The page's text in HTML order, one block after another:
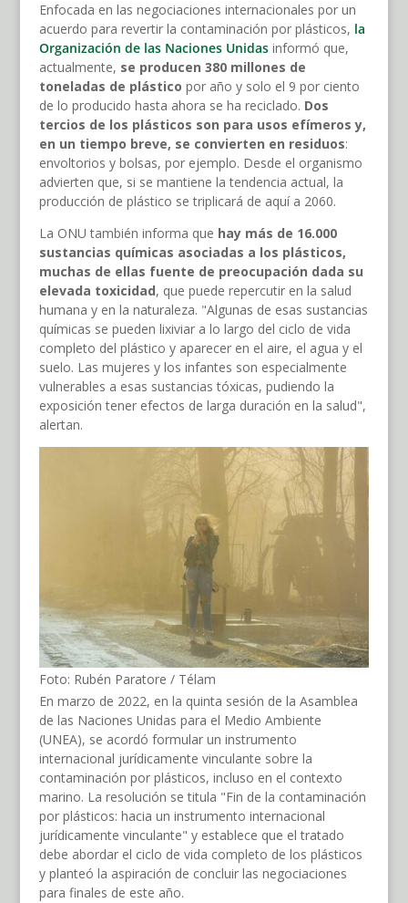
Enfocada en las negociaciones internacionales por un
acuerdo para revertir la contaminación por plásticos, la
Organización de las Naciones Unidasinformó que,
actualmente, se producen 380 millones de
toneladas de plástico por año y solo el 9 por ciento
de lo producido hasta ahora se ha reciclado. Dos
tercios de los plásticos son para usos efímeros y,
en un tiempo breve, se convierten en residuos:
envoltorios y bolsas, por ejemplo. Desde el organismo
advierten que, si se mantiene la tendencia actual, la
producción de plástico se triplicará de aquí a 2060.
La ONU también informa que hay más de 16.000
sustancias químicas asociadas a los plásticos,
muchas de ellas fuente de preocupación dada su
elevada toxicidad, que puede repercutir en la salud
humana y en la naturaleza. "Algunas de esas sustancias
químicas se pueden lixiviar a lo largo del ciclo de vida
completo del plástico y aparecer en el aire, el agua y el
suelo. Las mujeres y los infantes son especialmente
vulnerables a esas sustancias tóxicas, pudiendo la
exposición tener efectos de larga duración en la salud",
alertan.
Foto: Rubén Paratore / Télam
En marzo de 2022, en la quinta sesión de la Asamblea
de las Naciones Unidas para el Medio Ambiente
(UNEA), se acordó formular un instrumento
internacional jurídicamente vinculante sobre la
contaminación por plásticos, incluso en el contexto
marino. La resolución se titula "Fin de la contaminación
por plásticos: hacia un instrumento internacional
jurídicamente vinculante" y establece que el tratado
debe abordar el ciclo de vida completo de los plásticos
y planteó la aspiración de concluir las negociaciones
para finales de este año.